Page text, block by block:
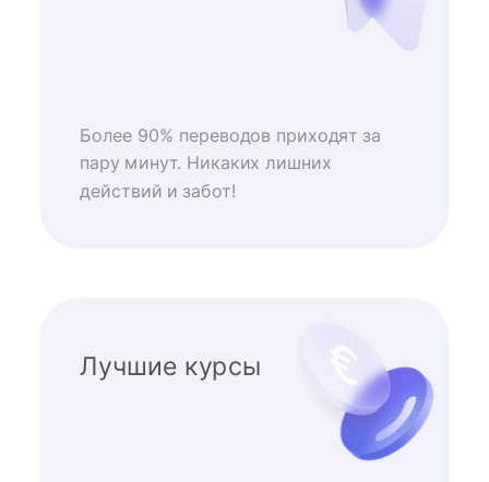
Более 90% переводов приходят за
пару минут. Никаких лишних
действий и забот!
Лучшие курсы